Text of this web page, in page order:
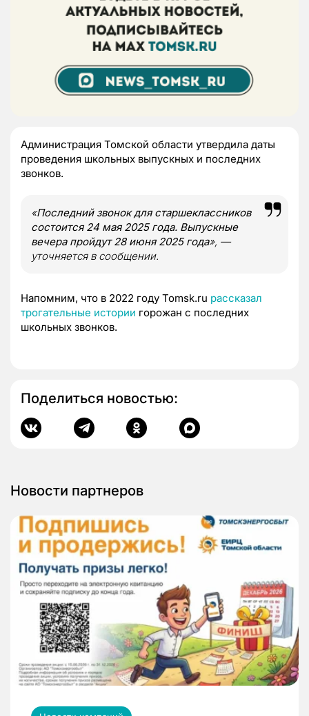
Администрация Томской области утвердила даты
проведения школьных выпускных и последних
звонков.
«Последний звонок для старшеклассников
состоится 24 мая 2025 года. Выпускные
вечера пройдут 28 июня 2025 года», —
уточняется в сообщении.
Напомним, что в 2022 году Tomsk.ru рассказал
трогательные истории горожан с последних
школьных звонков.
Поделиться новостью:
Новости партнеров